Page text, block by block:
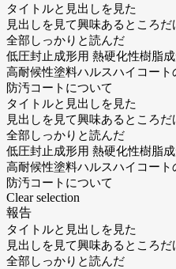
タイトルと見出しを見た
見出しを見て興味あるところだ
全部しっかりと読んだ
低圧封止成形用 熱硬化性樹脂
高耐候性塗料ハルスハイコート
防汚コートについて
タイトルと見出しを見た
見出しを見て興味あるところだ
全部しっかりと読んだ
低圧封止成形用 熱硬化性樹脂
高耐候性塗料ハルスハイコート
防汚コートについて
Clear selection
報告
タイトルと見出しを見た
見出しを見て興味あるところだ
全部しっかりと読んだ